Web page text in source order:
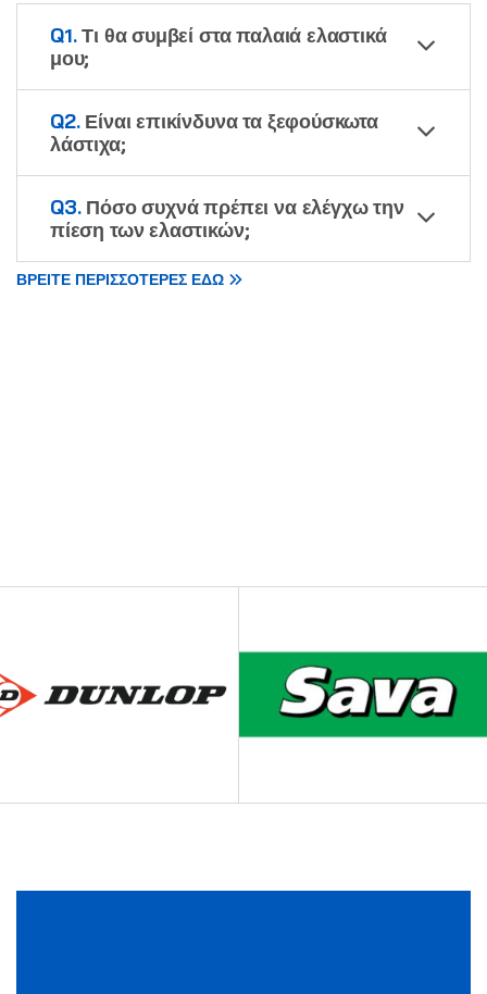
Q1.Τι θα συμβεί στα παλαιά ελαστικά
μου;
Q2.Είναι επικίνδυνα τα ξεφούσκωτα
λάστιχα;
Q3.Πόσο συχνά πρέπει να ελέγχω την
πίεση των ελαστικών;
ΒΡΕΙΤΕ ΠΕΡΙΣΣΟΤΕΡΕΣ ΕΔΩ